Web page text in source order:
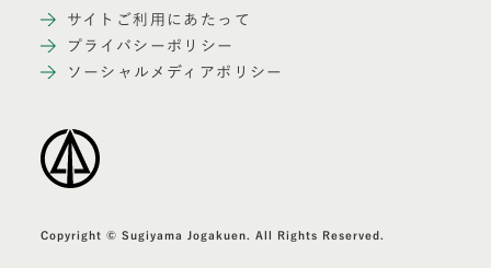
サイトご利用にあたって
プライバシーポリシー
ソーシャルメディアポリシー
Copyright © Sugiyama Jogakuen. All Rights Reserved.